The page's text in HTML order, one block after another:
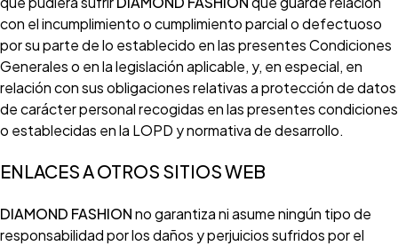
con el incumplimiento o cumplimiento parcial o defectuoso
por su parte de lo establecido en las presentes Condiciones
Generales o en la legislación aplicable, y, en especial, en
relación con sus obligaciones relativas a protección de datos
de carácter personal recogidas en las presentes condiciones
o establecidas en la LOPD y normativa de desarrollo.
ENLACES A OTROS SITIOS WEB
DIAMOND FASHIONno garantiza ni asume ningún tipo de
responsabilidad por los daños y perjuicios sufridos por el